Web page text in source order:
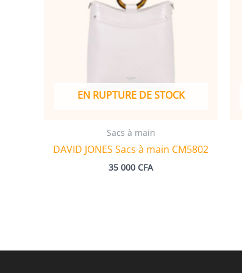
EN RUPTURE DE STOCK
Sacs à main
DAVID JONES Sacs à main CM5802
35 000 CFA